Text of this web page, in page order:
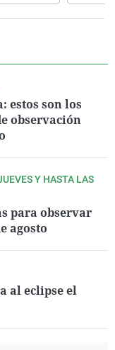
estos son los
observación
Y HASTA LAS
para observar
agosto
al eclipse el